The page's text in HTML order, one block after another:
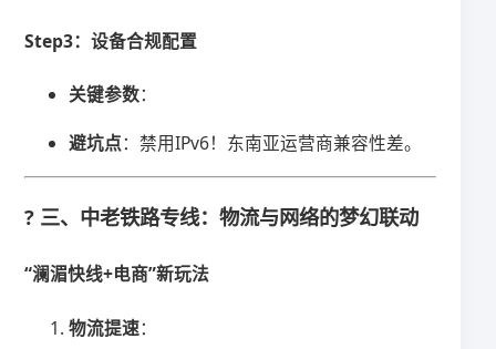
​Step3：设备合规配置​
​关键参数​​：
​避坑点​​：禁用IPv6！东南亚运营商兼容性差。
? 三、中老铁路专线：物流与网络的梦幻联动
​“澜湄快线+电商”新玩法​
​物流提速​​：